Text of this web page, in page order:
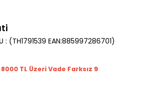
(TH1791539 EAN:885997286701)
TL Üzeri Vade Farksız 9